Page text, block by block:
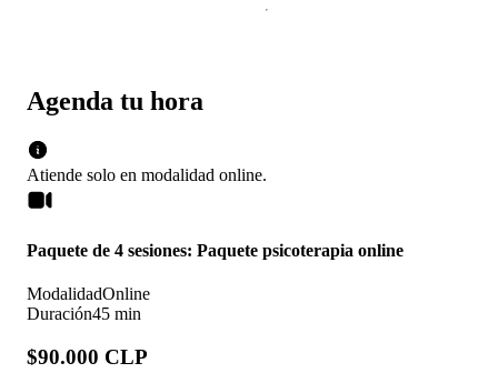
Agenda tu hora
Atiende solo en modalidad online.
Paquete de 4 sesiones: Paquete psicoterapia online
ModalidadOnline
Duración45 min
$90.000 CLP